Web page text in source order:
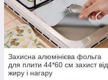
Захисна алюмінієва фольга
для плити 44*60 см захист від
жиру і нагару